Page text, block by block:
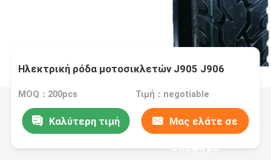
Ηλεκτρική ρόδα μοτοσικλετών J905 J906
MOQ：200pcs Τιμή：negotiable
Καλύτερη τιμή Μας ελάτε σε
επαφή με